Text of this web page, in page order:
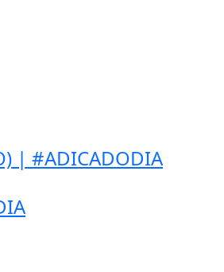
| #ADICADODIA